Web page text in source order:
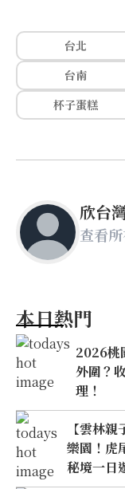
台北
台南
杯子蛋糕
欣台
查看
本日熱門
2026桃
外圍？
理！
【雲林
樂園！虎
秘境一日